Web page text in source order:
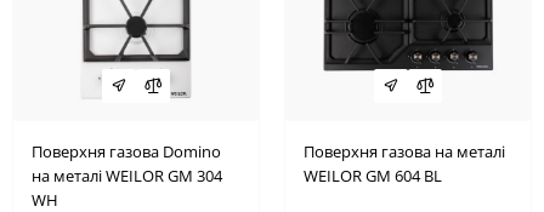
Поверхня газова Domino
на металі WEILOR GM 304
WH
Поверхня газова на металі
WEILOR GM 604 BL